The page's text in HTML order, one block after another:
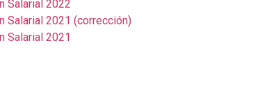
Salarial 2022
Salarial 2021 (corrección)
Salarial 2021